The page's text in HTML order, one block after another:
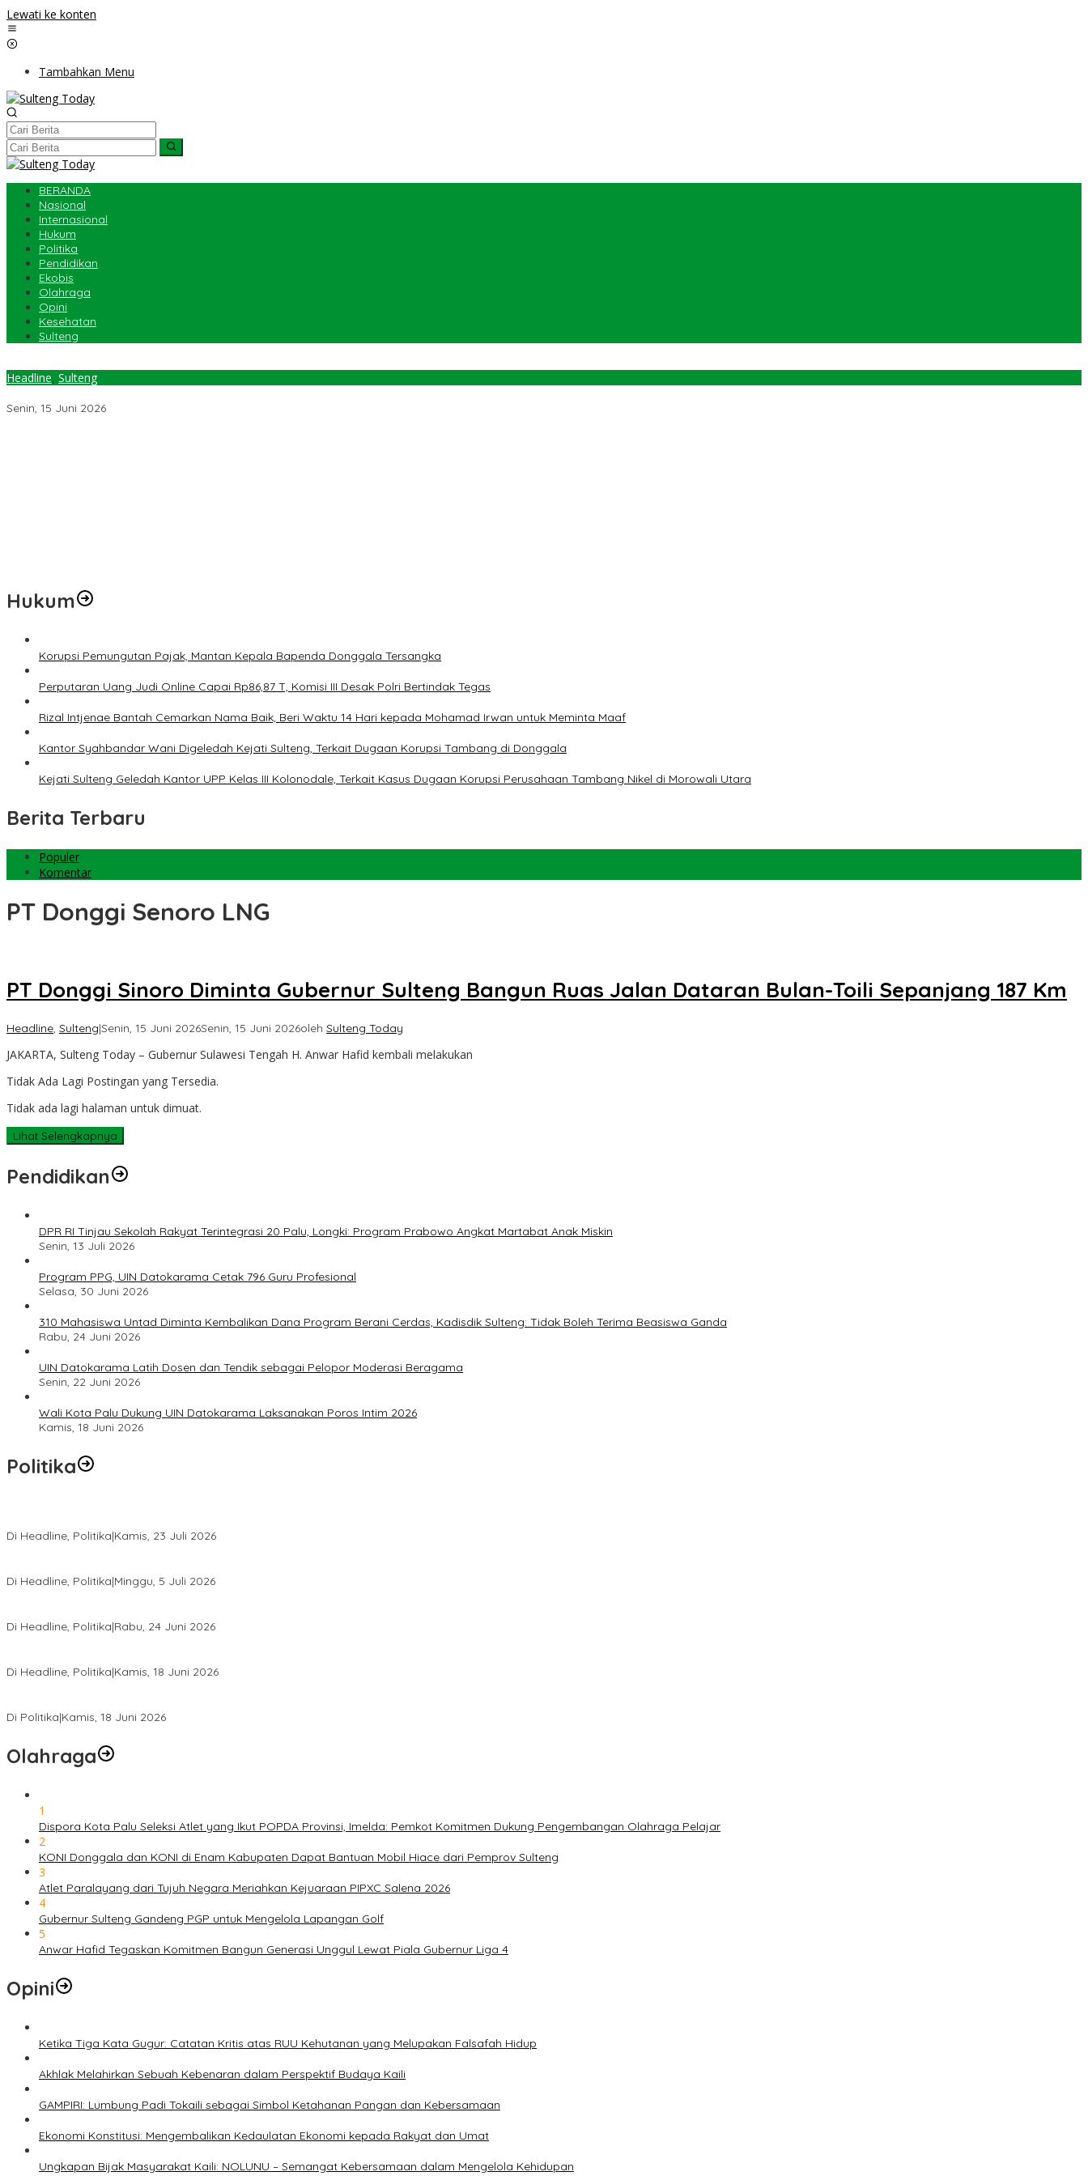
Lewati ke konten
Tambahkan Menu
BERANDA
Nasional
Internasional
Hukum
Politika
Pendidikan
Ekobis
Olahraga
Opini
Kesehatan
Sulteng
Headline, Sulteng
Senin, 15 Juni 2026
Hukum
Korupsi Pemungutan Pajak, Mantan Kepala Bapenda Donggala Tersangka
Perputaran Uang Judi Online Capai Rp86,87 T, Komisi III Desak Polri Bertindak Tegas
Rizal Intjenae Bantah Cemarkan Nama Baik, Beri Waktu 14 Hari kepada Mohamad Irwan untuk Meminta Maaf
Kantor Syahbandar Wani Digeledah Kejati Sulteng, Terkait Dugaan Korupsi Tambang di Donggala
Kejati Sulteng Geledah Kantor UPP Kelas III Kolonodale, Terkait Kasus Dugaan Korupsi Perusahaan Tambang Nikel di Morowali Utara
Berita Terbaru
Populer
Komentar
PT Donggi Senoro LNG
PT Donggi Sinoro Diminta Gubernur Sulteng Bangun Ruas Jalan Dataran Bulan-Toili Sepanjang 187 Km
Headline, Sulteng|Senin, 15 Juni 2026Senin, 15 Juni 2026oleh Sulteng Today
JAKARTA, Sulteng Today – Gubernur Sulawesi Tengah H. Anwar Hafid kembali melakukan
Tidak Ada Lagi Postingan yang Tersedia.
Tidak ada lagi halaman untuk dimuat.
Lihat Selengkapnya
Pendidikan
DPR RI Tinjau Sekolah Rakyat Terintegrasi 20 Palu, Longki: Program Prabowo Angkat Martabat Anak Miskin
Senin, 13 Juli 2026
Program PPG, UIN Datokarama Cetak 796 Guru Profesional
Selasa, 30 Juni 2026
310 Mahasiswa Untad Diminta Kembalikan Dana Program Berani Cerdas, Kadisdik Sulteng: Tidak Boleh Terima Beasiswa Ganda
Rabu, 24 Juni 2026
UIN Datokarama Latih Dosen dan Tendik sebagai Pelopor Moderasi Beragama
Senin, 22 Juni 2026
Wali Kota Palu Dukung UIN Datokarama Laksanakan Poros Intim 2026
Kamis, 18 Juni 2026
Politika
Di Headline, Politika|Kamis, 23 Juli 2026
Di Headline, Politika|Minggu, 5 Juli 2026
Di Headline, Politika|Rabu, 24 Juni 2026
Di Headline, Politika|Kamis, 18 Juni 2026
Di Politika|Kamis, 18 Juni 2026
Olahraga
1
Dispora Kota Palu Seleksi Atlet yang Ikut POPDA Provinsi, Imelda: Pemkot Komitmen Dukung Pengembangan Olahraga Pelajar
2
KONI Donggala dan KONI di Enam Kabupaten Dapat Bantuan Mobil Hiace dari Pemprov Sulteng
3
Atlet Paralayang dari Tujuh Negara Meriahkan Kejuaraan PIPXC Salena 2026
4
Gubernur Sulteng Gandeng PGP untuk Mengelola Lapangan Golf
5
Anwar Hafid Tegaskan Komitmen Bangun Generasi Unggul Lewat Piala Gubernur Liga 4
Opini
Ketika Tiga Kata Gugur: Catatan Kritis atas RUU Kehutanan yang Melupakan Falsafah Hidup
Akhlak Melahirkan Sebuah Kebenaran dalam Perspektif Budaya Kaili
GAMPIRI: Lumbung Padi Tokaili sebagai Simbol Ketahanan Pangan dan Kebersamaan
Ekonomi Konstitusi: Mengembalikan Kedaulatan Ekonomi kepada Rakyat dan Umat
Ungkapan Bijak Masyarakat Kaili: NOLUNU – Semangat Kebersamaan dalam Mengelola Kehidupan